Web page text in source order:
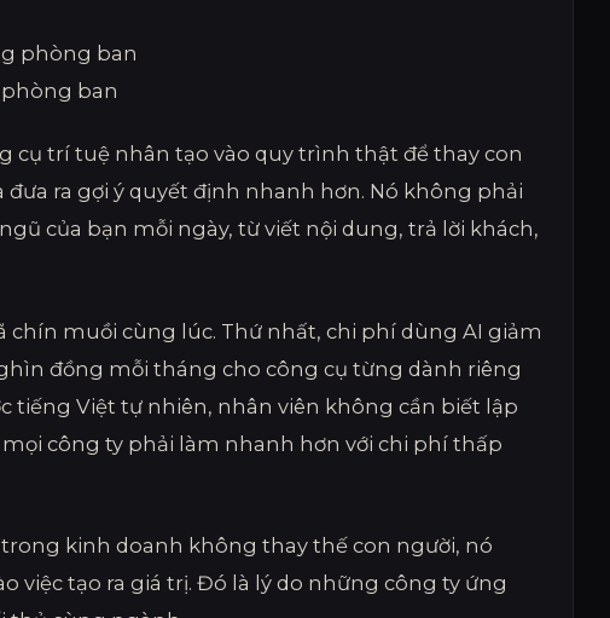
ban
cụ trí tuệ nhân tạo vào quy trình thật để thay con
ra gợi ý quyết định nhanh hơn. Nó không phải
của bạn mỗi ngày, từ viết nội dung, trả lời khách,
chín muồi cùng lúc. Thứ nhất, chi phí dùng AI giảm
đồng mỗi tháng cho công cụ từng dành riêng
tiếng Việt tự nhiên, nhân viên không cần biết lập
công ty phải làm nhanh hơn với chi phí thấp
kinh doanh không thay thế con người, nó
việc tạo ra giá trị. Đó là lý do những công ty ứng